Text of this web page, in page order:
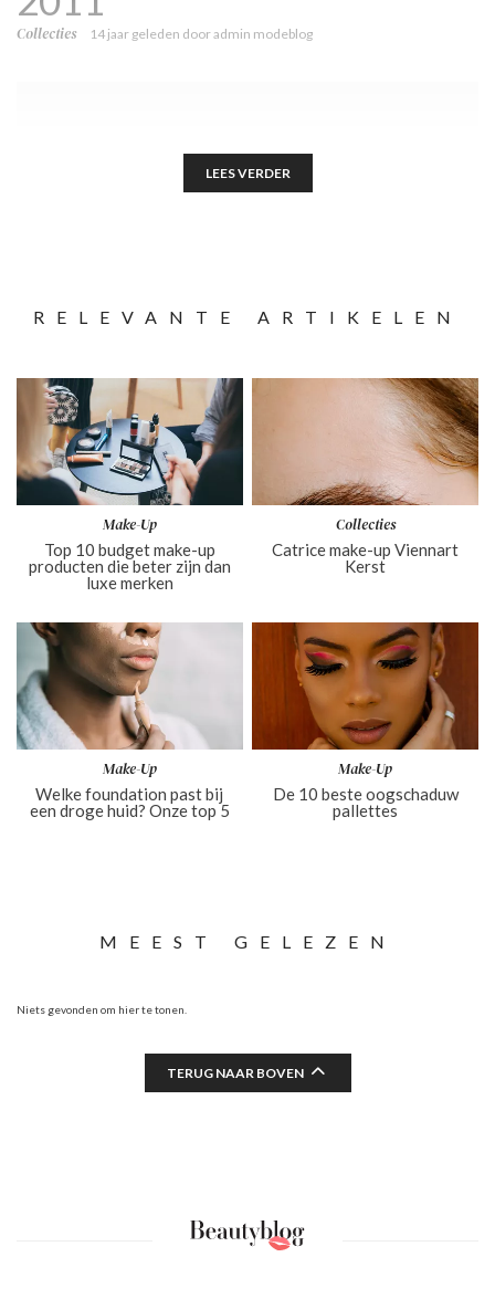
Collecties 14 jaar geleden dooradmin modeblog
LEES VERDER
RELEVANTE ARTIKELEN
Make-Up
Top 10 budget make-up
producten die beter zijn dan
luxe merken
Collecties
Catrice make-up Viennart
Kerst
Make-Up
Welke foundation past bij
een droge huid? Onze top 5
Make-Up
De 10 beste oogschaduw
pallettes
MEEST GELEZEN
Niets gevonden om hier te tonen.
TERUG NAAR BOVEN